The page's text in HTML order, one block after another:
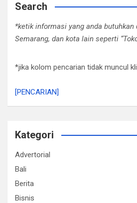
Search
*ketik informasi yang anda butuhkan
Semarang, dan kota lain seperti
*jika kolom pencarian tidak muncul
[PENCARIAN]
Kategori
Advertorial
Bali
Berita
Bisnis